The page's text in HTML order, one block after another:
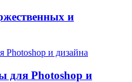
и
для Photoshop и